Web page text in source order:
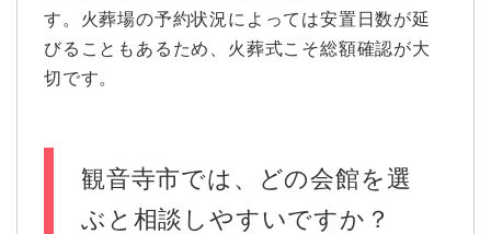
す。火葬場の予約状況によっては安置日数が延
びることもあるため、火葬式こそ総額確認が大
切です。
観音寺市では、どの会館を選
ぶと相談しやすいですか？